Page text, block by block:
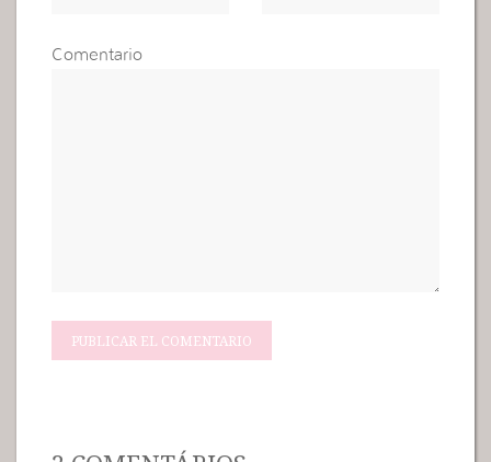
Comentario